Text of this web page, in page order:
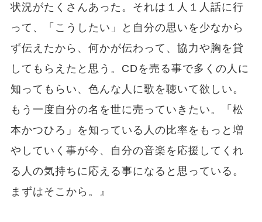
状況がたくさんあった。それは１人１人話に行
って、「こうしたい」と自分の思いを少なから
ず伝えたから、何かが伝わって、協力や胸を貸
してもらえたと思う。CDを売る事で多くの人に
知ってもらい、色んな人に歌を聴いて欲しい。
もう一度自分の名を世に売っていきたい。「松
本かつひろ」を知っている人の比率をもっと増
やしていく事が今、自分の音楽を応援してくれ
る人の気持ちに応える事になると思っている。
まずはそこから。』